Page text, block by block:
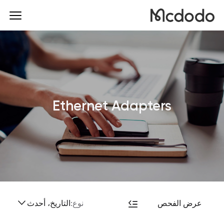
Ethernet Adapters
عرض الفحص نوع: التاريخ، أحدث